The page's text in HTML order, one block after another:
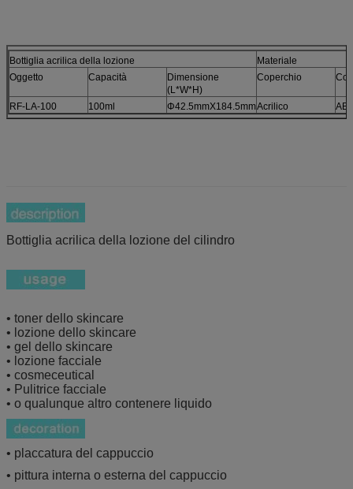
Bottiglia acrilica della lozione
Materiale
Oggetto
Capacità
Dimensione
(L*W*H)
Coperchio
RF-LA-100 100ml Φ42.5mmX184.5mmAcrilico
Bottiglia acrilica della lozione del cilindro
• toner dello skincare
• lozione dello skincare
• gel dello skincare
• lozione facciale
• cosmeceutical
• Pulitrice facciale
• o qualunque altro contenere liquido
• placcatura del cappuccio
• pittura interna o esterna del cappuccio